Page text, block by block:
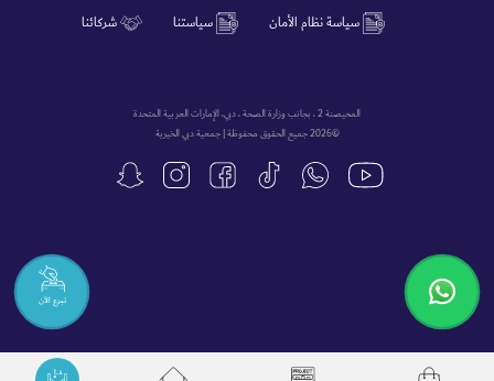
تبرع الآن
سياسة نظام الأمان سياستنا شركائنا
المحيصنة 2 ، بجانب وزارة الصحة ، دبي، الإمارات العربية المتحدة
©2026 جميع الحقوق محفوظة | جمعية دبي الخيرية